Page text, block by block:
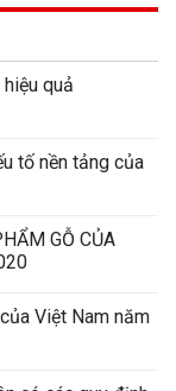
quả
tố nền tảng của
GỖ CỦA
Việt Nam năm